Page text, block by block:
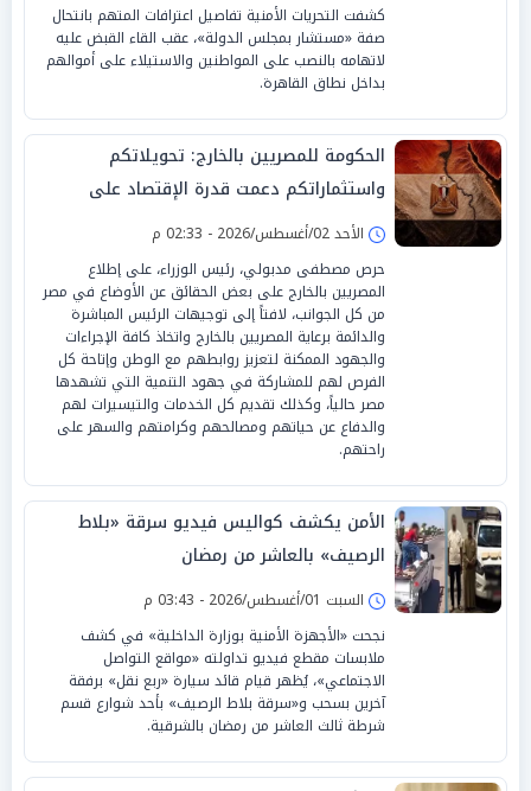
كشفت التحريات الأمنية تفاصيل اعترافات المتهم بانتحال
صفة «مستشار بمجلس الدولة»، عقب القاء القبض عليه
لاتهامه بالنصب على المواطنين والاستيلاء على أموالهم
بداخل نطاق القاهرة.
الحكومة للمصريين بالخارج: تحويلاتكم
واستثماراتكم دعمت قدرة الإقتصاد على
الصمود
الأحد 02/أغسطس/2026 - 02:33 م
حرص مصطفى مدبولي، رئيس الوزراء، على إطلاع
المصريين بالخارج على بعض الحقائق عن الأوضاع في مصر
من كل الجوانب، لافتاً إلى توجيهات الرئيس المباشرة
والدائمة برعاية المصريين بالخارج واتخاذ كافة الإجراءات
والجهود الممكنة لتعزيز روابطهم مع الوطن وإتاحة كل
الفرص لهم للمشاركة في جهود التنمية التي تشهدها
مصر حالياً، وكذلك تقديم كل الخدمات والتيسيرات لهم
والدفاع عن حياتهم ومصالحهم وكرامتهم والسهر على
راحتهم.
الأمن يكشف كواليس فيديو سرقة «بلاط
الرصيف» بالعاشر من رمضان
السبت 01/أغسطس/2026 - 03:43 م
نجحت «الأجهزة الأمنية بوزارة الداخلية» في كشف
ملابسات مقطع فيديو تداولته «مواقع التواصل
الاجتماعي»، يُظهر قيام قائد سيارة «ربع نقل» برفقة
آخرين بسحب و«سرقة بلاط الرصيف» بأحد شوارع قسم
شرطة ثالث العاشر من رمضان بالشرقية.